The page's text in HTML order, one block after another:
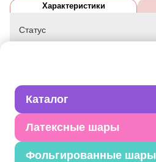
Каталог
Латексные шары
Фольгированные шары
Характеристики
Статус
Штрих код
Дата последнего изменения
элемента